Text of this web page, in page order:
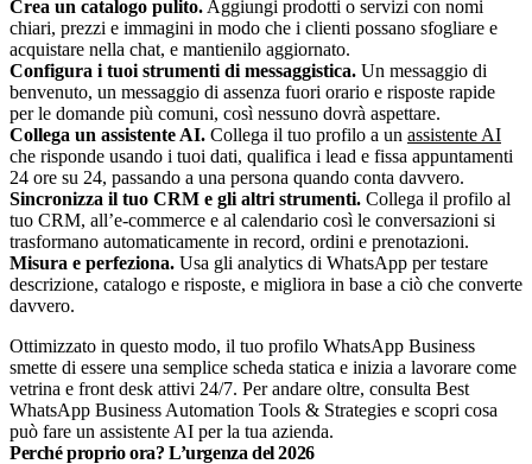
Crea un catalogo pulito. Aggiungi prodotti o servizi con nomi
chiari, prezzi e immagini in modo che i clienti possano sfogliare e
acquistare nella chat, e mantienilo aggiornato.
Configura i tuoi strumenti di messaggistica. Un messaggio di
benvenuto, un messaggio di assenza fuori orario e risposte rapide
per le domande più comuni, così nessuno dovrà aspettare.
Collega un assistente AI. Collega il tuo profilo a un assistente AI
che risponde usando i tuoi dati, qualifica i lead e fissa appuntamenti
24 ore su 24, passando a una persona quando conta davvero.
Sincronizza il tuo CRM e gli altri strumenti. Collega il profilo al
tuo CRM, all’e-commerce e al calendario così le conversazioni si
trasformano automaticamente in record, ordini e prenotazioni.
Misura e perfeziona. Usa gli analytics di WhatsApp per testare
descrizione, catalogo e risposte, e migliora in base a ciò che converte
davvero.
Ottimizzato in questo modo, il tuo profilo WhatsApp Business
smette di essere una semplice scheda statica e inizia a lavorare come
vetrina e front desk attivi 24/7. Per andare oltre, consulta Best
WhatsApp Business Automation Tools & Strategies e scopri cosa
può fare un assistente AI per la tua azienda.
Perché proprio ora? L’urgenza del 2026